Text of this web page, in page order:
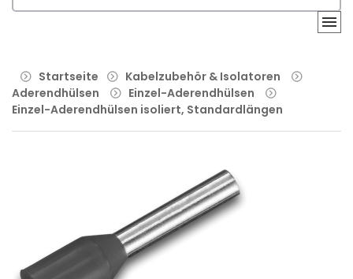
Startseite
Kabelzubehör & Isolatoren
Aderendhülsen
Einzel-Aderendhülsen
Einzel-Aderendhülsen isoliert, Standardlängen